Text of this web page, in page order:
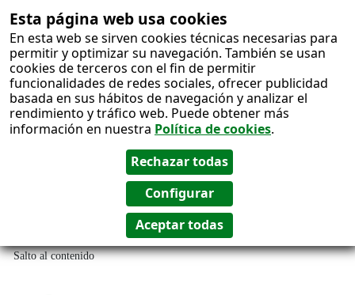
Esta página web usa cookies
En esta web se sirven cookies técnicas necesarias para
permitir y optimizar su navegación. También se usan
cookies de terceros con el fin de permitir
funcionalidades de redes sociales, ofrecer publicidad
basada en sus hábitos de navegación y analizar el
rendimiento y tráfico web. Puede obtener más
información en nuestra Política de cookies.
Salto al contenido